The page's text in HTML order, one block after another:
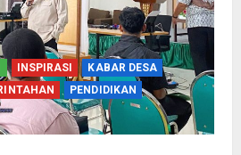
INSPIRASI
KABAR DESA
PENDIDIKAN